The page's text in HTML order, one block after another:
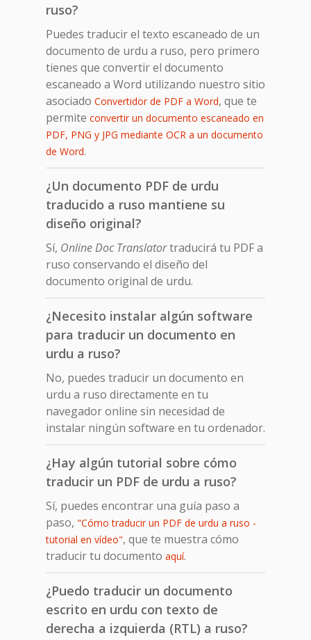
ruso?
Puedes traducir el texto escaneado de un
documento de urdu a ruso, pero primero
tienes que convertir el documento
escaneado a Word utilizando nuestro sitio
asociado Convertidor de PDF a Word, que te
permite convertir un documento escaneado en
PDF, PNG y JPG mediante OCR a un documento
de Word.
¿Un documento PDF de urdu
traducido a ruso mantiene su
diseño original?
Sí, Online Doc Translatortraducirá tu PDF a
ruso conservando el diseño del
documento original de urdu.
¿Necesito instalar algún software
para traducir un documento en
urdu a ruso?
No, puedes traducir un documento en
urdu a ruso directamente en tu
navegador online sin necesidad de
instalar ningún software en tu ordenador.
¿Hay algún tutorial sobre cómo
traducir un PDF de urdu a ruso?
Sí, puedes encontrar una guía paso a
paso, "Cómo traducir un PDF de urdu a ruso -
tutorial en vídeo", que te muestra cómo
traducir tu documento aquí.
¿Puedo traducir un documento
escrito en urdu con texto de
derecha a izquierda (RTL) a ruso?